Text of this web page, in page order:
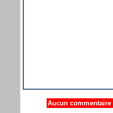
Aucun commentaire